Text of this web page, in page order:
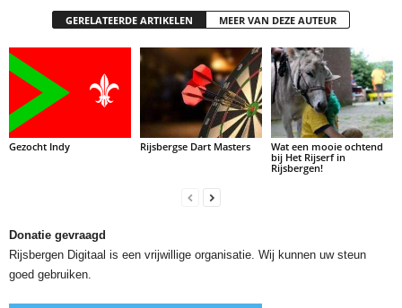
GERELATEERDE ARTIKELEN MEER VAN DEZE AUTEUR
Gezocht Indy Rijsbergse Dart Masters
Wat een mooie ochtend
bij Het Rijserf in
Rijsbergen!
Donatie gevraagd
Rijsbergen Digitaal is een vrijwillige organisatie. Wij kunnen uw steun
goed gebruiken.